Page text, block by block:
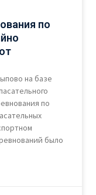
по
на базе
по
было